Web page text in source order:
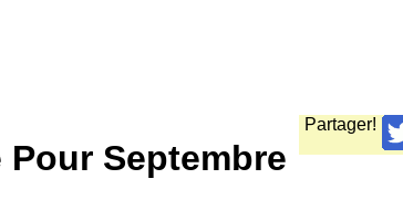
Partager!
Septembre